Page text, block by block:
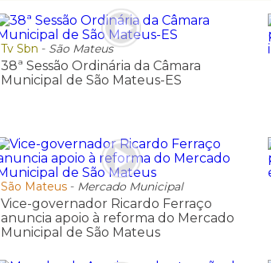
Tv Sbn - São Mateus
38ª Sessão Ordinária da Câmara
Municipal de São Mateus-ES
São Mateus - Mercado Municipal
Vice-governador Ricardo Ferraço
anuncia apoio à reforma do Mercado
Municipal de São Mateus